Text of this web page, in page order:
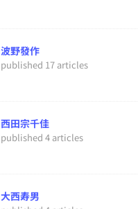
波野發作
published 17 articles
西田宗千佳
published 4 articles
大西寿男